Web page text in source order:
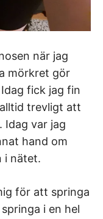
när jag
mörkret gör
fick jag fin
trevligt att
Idag var jag
hand om
i nätet.
för att springa
i en hel